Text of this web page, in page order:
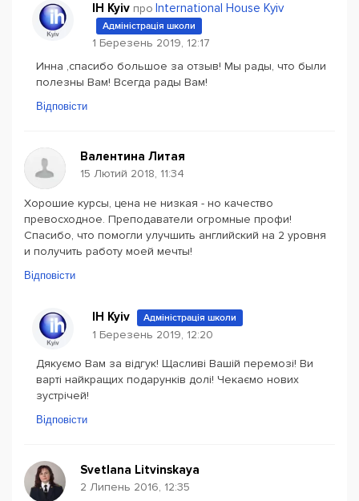
IH Kyiv про International House Kyiv
Адміністрація школи
1 Березень 2019, 12:17
Инна ,спасибо большое за отзыв! Мы рады, что были
полезны Вам! Всегда рады Вам!
Відповісти
Валентина Литая
15 Лютий 2018, 11:34
Хорошие курсы, цена не низкая - но качество
превосходное. Преподаватели огромные профи!
Спасибо, что помогли улучшить английский на 2 уровня
и получить работу моей мечты!
Відповісти
IH Kyiv Адміністрація школи
1 Березень 2019, 12:20
Дякуємо Вам за відгук! Щасливі Вашій перемозі! Ви
варті найкращих подарунків долі! Чекаємо нових
зустрічей!
Відповісти
Svetlana Litvinskaya
2 Липень 2016, 12:35